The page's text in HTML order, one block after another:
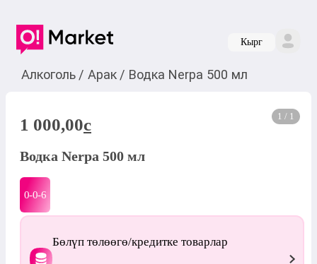
Кырг
Алкоголь / Арак / Водка Nerpa 500 мл
1 / 1
1 000,00c
Водка Nerpa 500 мл
0-0-6
Бөлүп төлөөгө/кредитке товарлар